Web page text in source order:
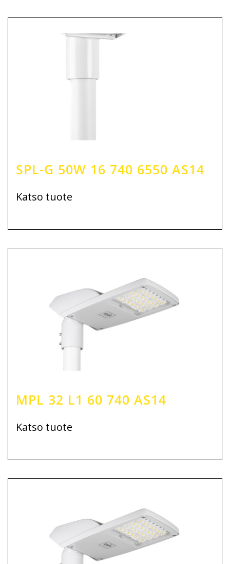
SPL-G 50W 16 740 6550 AS14
Katso tuote
MPL 32 L1 60 740 AS14
Katso tuote